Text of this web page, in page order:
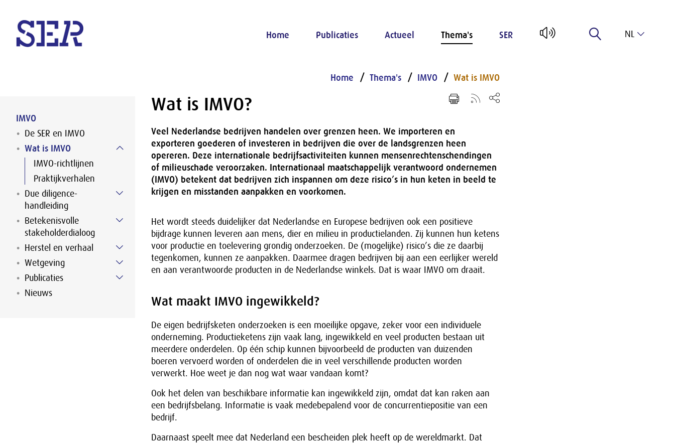
Home Publicaties Actueel Thema's SER NL
IMVO
De SER en IMVO
Wat is IMVO
IMVO-richtlijnen
Praktijkverhalen
Due diligence-
handleiding
Betekenisvolle
stakeholderdialoog
Herstel en verhaal
Wetgeving
Publicaties
Nieuws
Home Thema's IMVO Wat is IMVO
Wat is IMVO?
Veel Nederlandse bedrijven handelen over grenzen heen. We importeren en
exporteren goederen of investeren in bedrijven die over de landsgrenzen heen
opereren. Deze internationale bedrijfsactiviteiten kunnen mensenrechtenschendingen
of milieuschade veroorzaken. Internationaal maatschappelijk verantwoord ondernemen
(IMVO) betekent dat bedrijven zich inspannen om deze risico’s in hun keten in beeld te
krijgen en misstanden aanpakken en voorkomen.
Het wordt steeds duidelijker dat Nederlandse en Europese bedrijven ook een positieve
bijdrage kunnen leveren aan mens, dier en milieu in productielanden. Zij kunnen hun ketens
voor productie en toelevering grondig onderzoeken. De (mogelijke) risico’s die ze daarbij
tegenkomen, kunnen ze aanpakken. Daarmee dragen bedrijven bij aan een eerlijker wereld
en aan verantwoorde producten in de Nederlandse winkels. Dat is waar IMVO om draait.
Wat maakt IMVO ingewikkeld?
De eigen bedrijfsketen onderzoeken is een moeilijke opgave, zeker voor een individuele
onderneming. Productieketens zijn vaak lang, ingewikkeld en veel producten bestaan uit
meerdere onderdelen. Op één schip kunnen bijvoorbeeld de producten van duizenden
boeren vervoerd worden of onderdelen die in veel verschillende producten worden
verwerkt. Hoe weet je dan nog wat waar vandaan komt?
Ook het delen van beschikbare informatie kan ingewikkeld zijn, omdat dat kan raken aan
een bedrijfsbelang. Informatie is vaak medebepalend voor de concurrentiepositie van een
bedrijf.
Daarnaast speelt mee dat Nederland een bescheiden plek heeft op de wereldmarkt. Dat